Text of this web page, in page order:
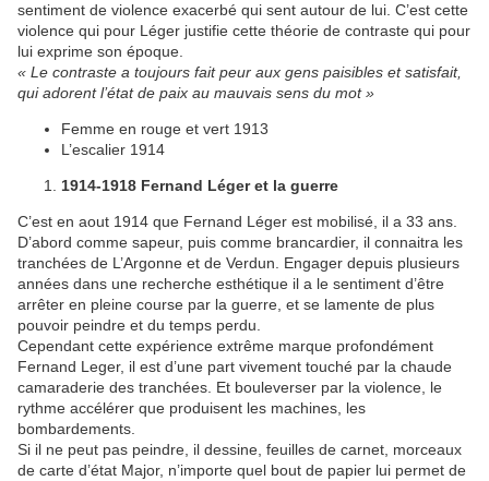
sentiment de violence exacerbé qui sent autour de lui. C’est cette
violence qui pour Léger justifie cette théorie de contraste qui pour
lui exprime son époque.
« Le contraste a toujours fait peur aux gens paisibles et satisfait,
qui adorent l’état de paix au mauvais sens du mot »
Femme en rouge et vert 1913
L’escalier 1914
1914-1918 Fernand Léger et la guerre
C’est en aout 1914 que Fernand Léger est mobilisé, il a 33 ans.
D’abord comme sapeur, puis comme brancardier, il connaitra les
tranchées de L’Argonne et de Verdun. Engager depuis plusieurs
années dans une recherche esthétique il a le sentiment d’être
arrêter en pleine course par la guerre, et se lamente de plus
pouvoir peindre et du temps perdu.
Cependant cette expérience extrême marque profondément
Fernand Leger, il est d’une part vivement touché par la chaude
camaraderie des tranchées. Et bouleverser par la violence, le
rythme accélérer que produisent les machines, les
bombardements.
Si il ne peut pas peindre, il dessine, feuilles de carnet, morceaux
de carte d’état Major, n’importe quel bout de papier lui permet de